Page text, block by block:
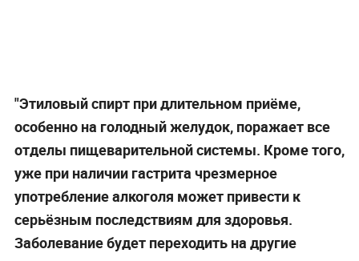
"Этиловый спирт при длительном приёме,
особенно на голодный желудок, поражает все
отделы пищеварительной системы. Кроме того,
уже при наличии гастрита чрезмерное
употребление алкоголя может привести к
серьёзным последствиям для здоровья.
Заболевание будет переходить на другие